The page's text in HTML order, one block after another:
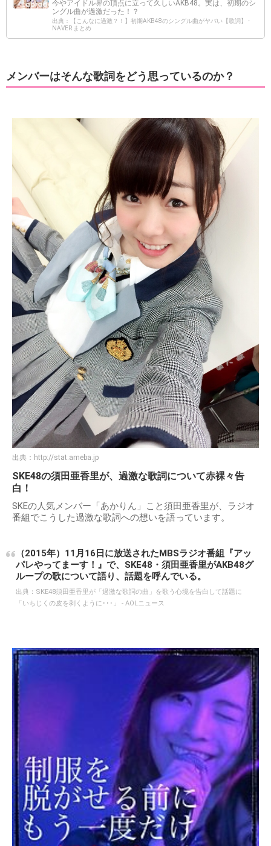
今やアイドル界の頂点に立って久しいAKB48。実は、初期のシ
ングル曲が過激だった！？
出典：【こんなに過激？！】初期AKB48のシングル曲がヤバい【歌詞】 -
NAVER まとめ
メンバーはそんな歌詞をどう思っているのか？
出典： http://stat.ameba.jp
SKE48の須田亜香里が、過激な歌詞について赤裸々告
白！
SKEの人気メンバー「あかりん」こと須田亜香里が、ラジオ
番組でこうした過激な歌詞への想いを語っています。
（2015年）11月16日に放送されたMBSラジオ番組『アッ
パレやってまーす！』で、SKE48・須田亜香里がAKB48グ
ループの歌について語り、話題を呼んでいる。
出典： SKE48須田亜香里が「過激な歌詞の曲」を歌う心境を告白して話題に
「いちじくの皮を剥くように･･･」 - AOLニュース